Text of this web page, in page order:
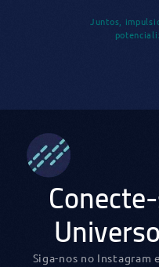
Juntos,
Siga-nos no Instagram